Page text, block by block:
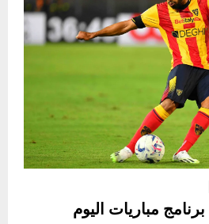
مباريات اليوم